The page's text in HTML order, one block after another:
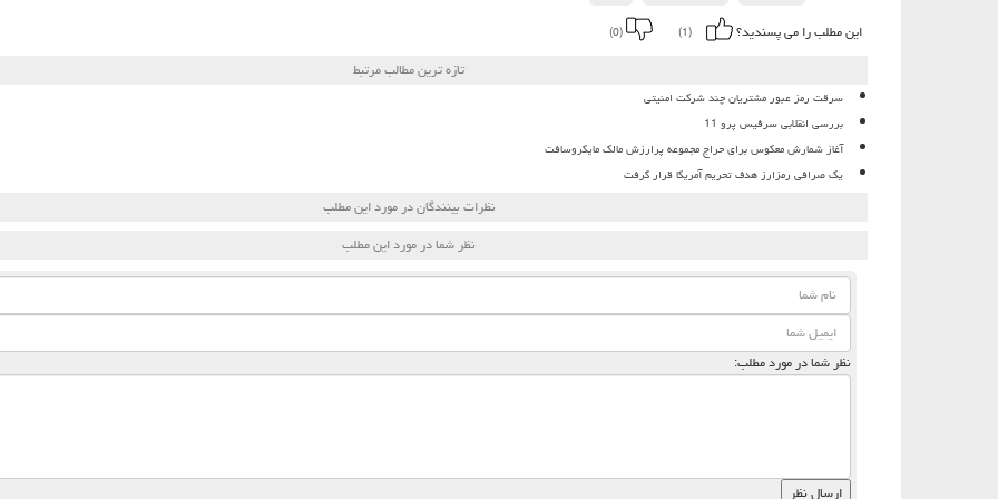
این مطلب را می پسندید؟
(1)
(0)
تازه ترین مطالب مرتبط
سرقت رمز عبور مشتریان چند شرکت امنیتی
بررسی انقلابی سرفیس پرو 11
آغاز شمارش معکوس برای حراج مجموعه پرارزش مالک مایکروسافت
یک صرافی رمزارز هدف تحریم آمریکا قرار گرفت
نظرات بینندگان در مورد این مطلب
نظر شما در مورد این مطلب
نظر شما در مورد مطلب: